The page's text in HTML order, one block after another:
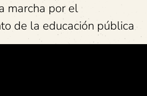
marcha por el
de la educación pública